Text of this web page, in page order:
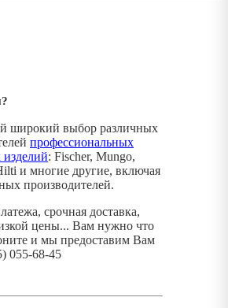
широкий выбор различных
профессиональных
: Fischer, Mungo,
и многие другие, включая
производителей.
срочная доставка,
цены... Вам нужно что
и мы предоставим Вам
055-68-45